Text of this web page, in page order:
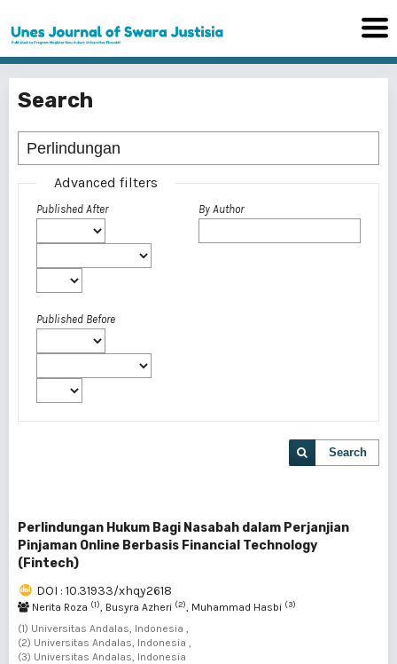
Search
Advanced filters
Published After
Published Before
By Author
Search
Perlindungan Hukum Bagi Nasabah dalam Perjanjian
Pinjaman Online Berbasis Financial Technology
(Fintech)
DOI : 10.31933/xhqy2618
Nerita Roza (1), Busyra Azheri (2), Muhammad Hasbi (3)
(1) Universitas Andalas, Indonesia ,
(2) Universitas Andalas, Indonesia ,
(3) Universitas Andalas, Indonesia